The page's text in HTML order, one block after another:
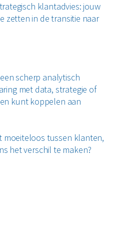
klantadvies: jouw
zetten in de transitie naar
scherp analytisch
met data, strategie of
kunt koppelen aan
moeiteloos tussen klanten,
het verschil te maken?